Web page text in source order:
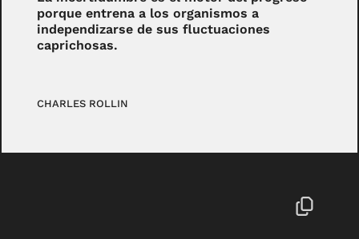
porque entrena a los organismos a
independizarse de sus fluctuaciones
caprichosas.
CHARLES ROLLIN